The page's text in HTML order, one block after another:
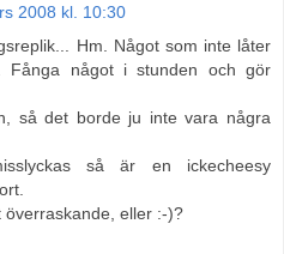
2008 kl. 10:30
Hm. Något som inte låter
Fånga något i stunden och gör
så det borde ju inte vara några
så är en ickecheesy
överraskande, eller :-)?